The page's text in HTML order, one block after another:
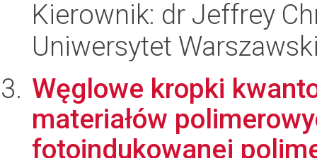
Kierownik: dr Jeffrey
Uniwersytet
Węglowe kropki
materiałów
fotoindukowanej